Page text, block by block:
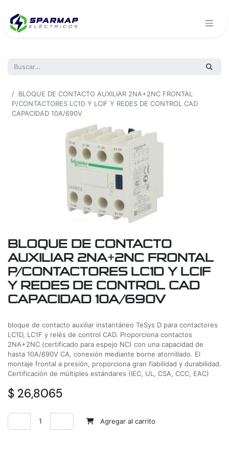
BLOQUE DE CONTACTO AUXILIAR 2NA+2NC FRONTAL
P/CONTACTORES LC1D Y LCIF Y REDES DE CONTROL CAD
CAPACIDAD 10A/690V
BLOQUE DE CONTACTO
AUXILIAR 2NA+2NC FRONTAL
P/CONTACTORES LC1D Y LCIF
Y REDES DE CONTROL CAD
CAPACIDAD 10A/690V
bloque de contacto auxiliar instantáneo TeSys D para contactores
LC1D, LC1F y relés de control CAD. Proporciona contactos
2NA+2NC (certificado para espejo NC) con una capacidad de
hasta 10A/690V CA, conexión mediante borne atornillado. El
montaje frontal a presión, proporciona gran fiabilidad y durabilidad.
Certificación de múltiples estándares (IEC, UL, CSA, CCC, EAC)
$ 26,8065
Agregar al carrito